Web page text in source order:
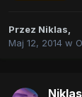
Przez Niklas,
Maj 12, 2014 w
Niklas